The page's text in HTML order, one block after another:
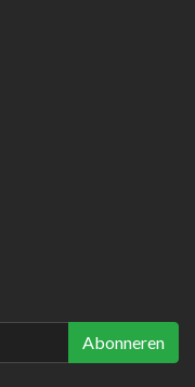
Abonneren